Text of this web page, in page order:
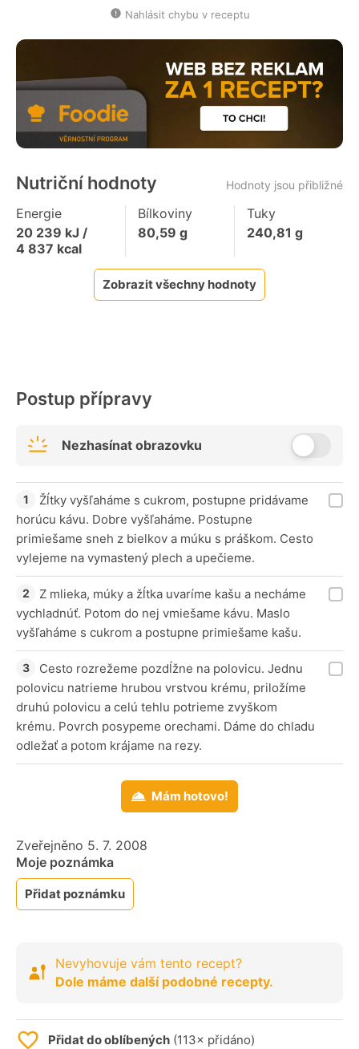
Nahlásit chybu v receptu
Nutriční hodnoty Hodnoty jsou přibližné
Energie
20 239 kJ /
4 837 kcal
Bílkoviny
80,59 g
Tuky
240,81 g
Zobrazit všechny hodnoty
Postup přípravy
Nezhasínat obrazovku
Žĺtky vyšľaháme s cukrom, postupne pridávame
horúcu kávu. Dobre vyšľaháme. Postupne
primiešame sneh z bielkov a múku s práškom. Cesto
vylejeme na vymastený plech a upečieme.
Z mlieka, múky a žĺtka uvaríme kašu a necháme
vychladnúť. Potom do nej vmiešame kávu. Maslo
vyšľaháme s cukrom a postupne primiešame kašu.
Cesto rozrežeme pozdĺžne na polovicu. Jednu
polovicu natrieme hrubou vrstvou krému, priložíme
druhú polovicu a celú tehlu potrieme zvyškom
krému. Povrch posypeme orechami. Dáme do chladu
odležať a potom krájame na rezy.
Mám hotovo!
Zveřejněno 5. 7. 2008
Moje poznámka
Přidat poznámku
Nevyhovuje vám tento recept?
Dole máme další podobné recepty.
Přidat do oblíbených (113× přidáno)